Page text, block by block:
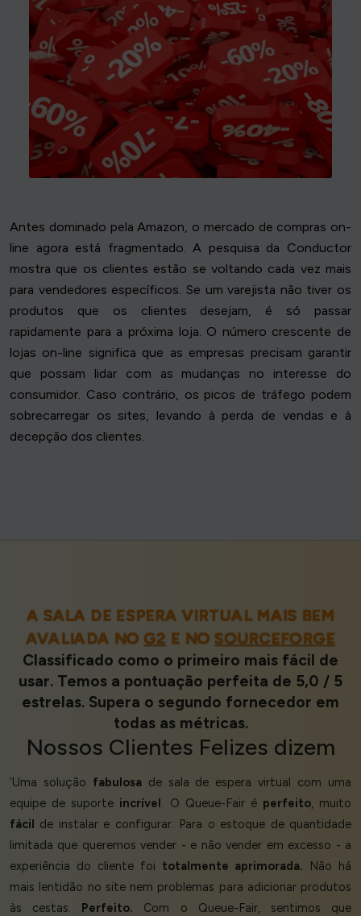
Antes dominado pela Amazon, o mercado de compras on-
line agora está fragmentado. A pesquisa da Conductor
mostra que os clientes estão se voltando cada vez mais
para vendedores específicos. Se um varejista não tiver os
produtos que os clientes desejam, é só passar
rapidamente para a próxima loja. O número crescente de
lojas on-line significa que as empresas precisam garantir
que possam lidar com as mudanças no interesse do
consumidor. Caso contrário, os picos de tráfego podem
sobrecarregar os sites, levando à perda de vendas e à
decepção dos clientes.
A SALA DE ESPERA VIRTUAL MAIS BEM
AVALIADA NOG2 E NO SOURCEFORGE
Classificado como o primeiro mais fácil de
usar. Temos a pontuação perfeita de 5,0 / 5
estrelas. Supera o segundo fornecedor em
todas as métricas.
Nossos Clientes Felizes dizem
‘Uma solução fabulosade sala de espera virtual com uma
equipe de suporte incrível. O Queue-Fair é perfeito, muito
fácil de instalar e configurar. Para o estoque de quantidade
limitada que queremos vender - e não vender em excesso - a
experiência do cliente foi totalmente aprimorada. Não há
mais lentidão no site nem problemas para adicionar produtos
às cestas. Perfeito. Com o Queue-Fair, sentimos que